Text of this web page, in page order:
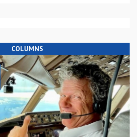
COLUMNS